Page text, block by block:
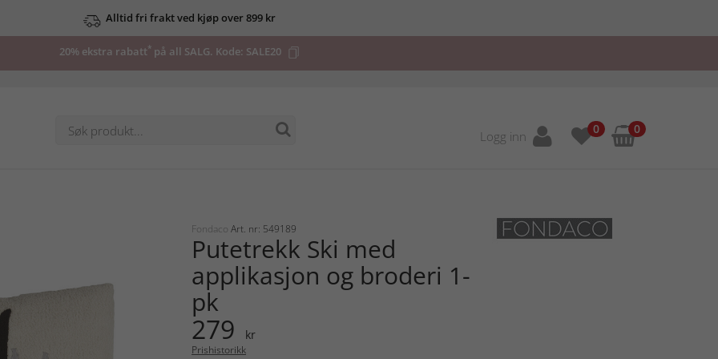
Alltid fri frakt ved kjøp over 899 kr
20% ekstra rabatt* på all SALG. Kode: SALE20
Logg inn 0 0
Fondaco Art. nr: 549189
Putetrekk Ski med
applikasjon og broderi 1-
pk
279 kr
Prishistorikk